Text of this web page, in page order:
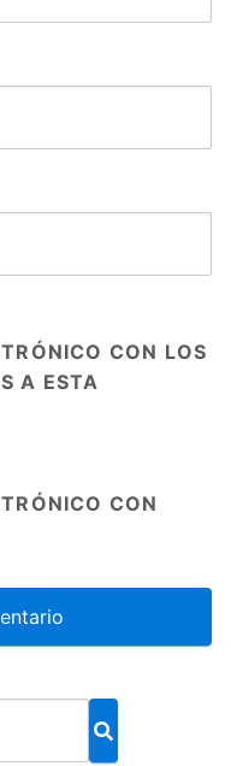
CON LOS
A ESTA
CON